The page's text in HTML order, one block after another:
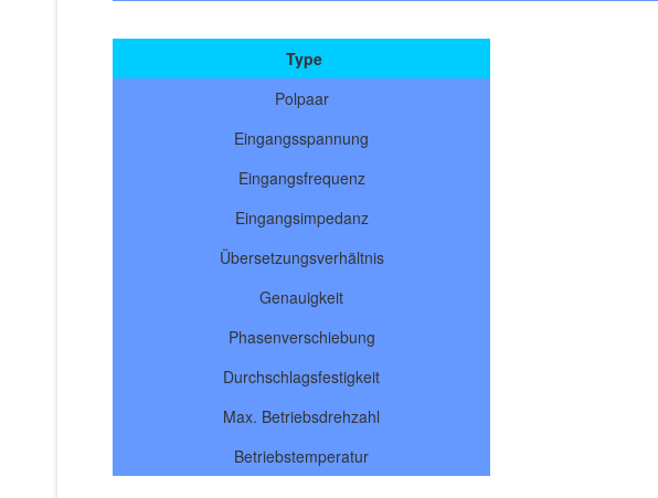
Type
Polpaar
Eingangsspannung
Eingangsfrequenz
Eingangsimpedanz
Übersetzungsverhältnis
Genauigkeit
Phasenverschiebung
Durchschlagsfestigkeit
Max. Betriebsdrehzahl
Betriebstemperatur